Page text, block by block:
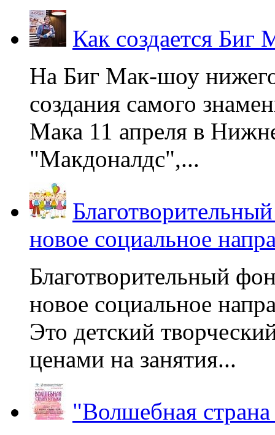
Как создается Биг
На Биг Мак-шоу
создания самого
Мака 11 апреля в
"Макдоналдс",...
новое социальное
Благотворительный
новое социальное
Это детский
ценами на занятия...
"Волшебная